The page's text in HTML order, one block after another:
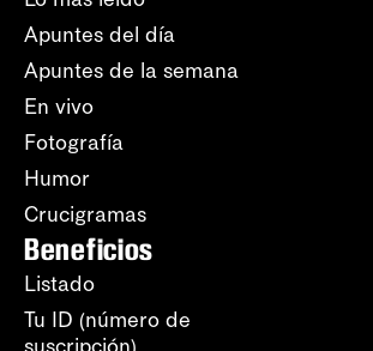
Apuntes del día
Apuntes de la semana
En vivo
Fotografía
Humor
Crucigramas
Beneficios
Listado
Tu ID (número de